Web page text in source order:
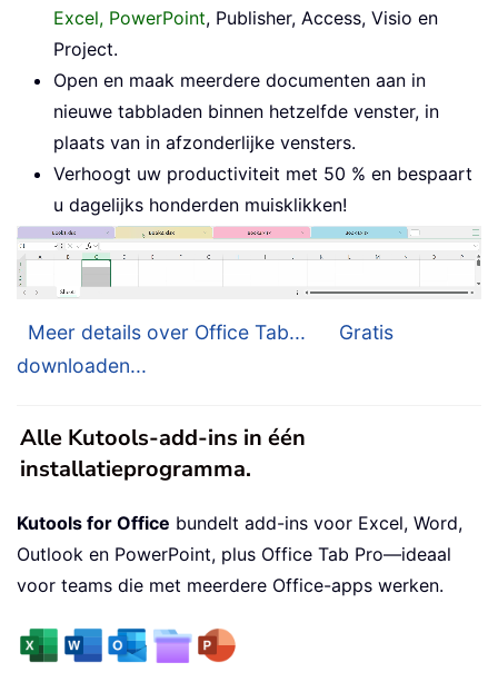
Excel, PowerPoint, Publisher, Access, Visio en
Project.
Open en maak meerdere documenten aan in
nieuwe tabbladen binnen hetzelfde venster, in
plaats van in afzonderlijke vensters.
Verhoogt uw productiviteit met 50 % en bespaart
u dagelijks honderden muisklikken!
Meer details over Office Tab...
Gratis
downloaden...
Alle Kutools-add-ins in één
installatieprogramma.
Kutools for Office bundelt add-ins voor Excel, Word,
Outlook en PowerPoint, plus Office Tab Pro—ideaal
voor teams die met meerdere Office-apps werken.